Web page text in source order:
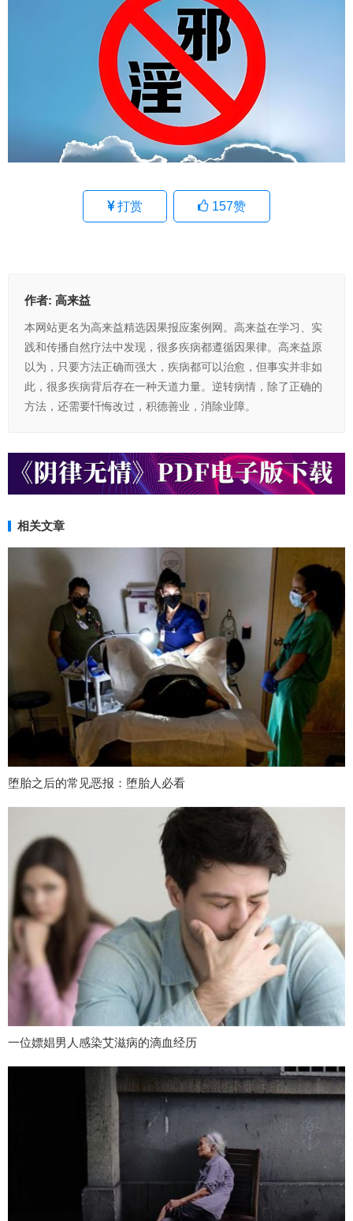
打赏 157赞
作者: 高来益
本网站更名为高来益精选因果报应案例网。高来益在学习、实
践和传播自然疗法中发现，很多疾病都遵循因果律。高来益原
以为，只要方法正确而强大，疾病都可以治愈，但事实并非如
此，很多疾病背后存在一种天道力量。逆转病情，除了正确的
方法，还需要忏悔改过，积德善业，消除业障。
相关文章
堕胎之后的常见恶报：堕胎人必看
一位嫖娼男人感染艾滋病的滴血经历